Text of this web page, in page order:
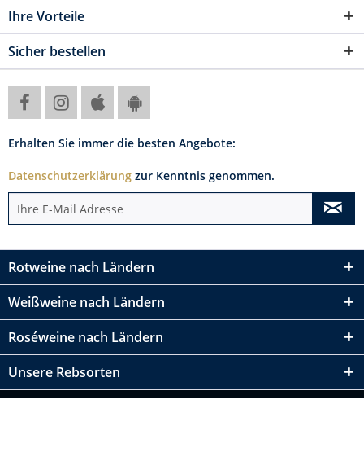
Ihre Vorteile
Sicher bestellen
Erhalten Sie immer die besten Angebote:
Datenschutzerklärung zur Kenntnis genommen.
Rotweine nach Ländern
Weißweine nach Ländern
Roséweine nach Ländern
Unsere Rebsorten